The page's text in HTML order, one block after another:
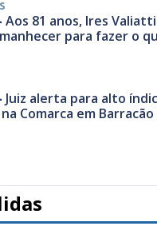
Aos 81 anos, Ires
para fazer o
Juiz alerta para alto
Comarca em Barracão